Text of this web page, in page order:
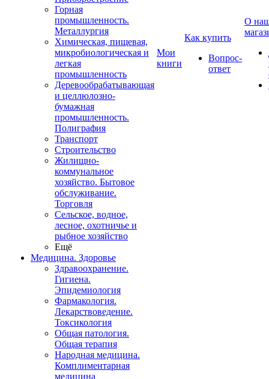
Горная
промышленность.
Металлургия
Химическая, пищевая,
микробиологическая и
легкая
промышленность
Деревообрабатывающая
и целлюлозно-
бумажная
промышленность.
Полиграфия
Транспорт
Строительство
Жилищно-
коммунальное
хозяйство. Бытовое
обслуживание.
Торговля
Сельское, водное,
лесное, охотничье и
рыбное хозяйство
Ещё
Медицина. Здоровье
Здравоохранение.
Гигиена.
Эпидемиология
Фармакология.
Лекарствоведение.
Токсикология
Общая патология.
Общая терапия
Народная медицина.
Комплиментарная
медицина
Мои
книги
Как купить
Вопрос-
ответ
О